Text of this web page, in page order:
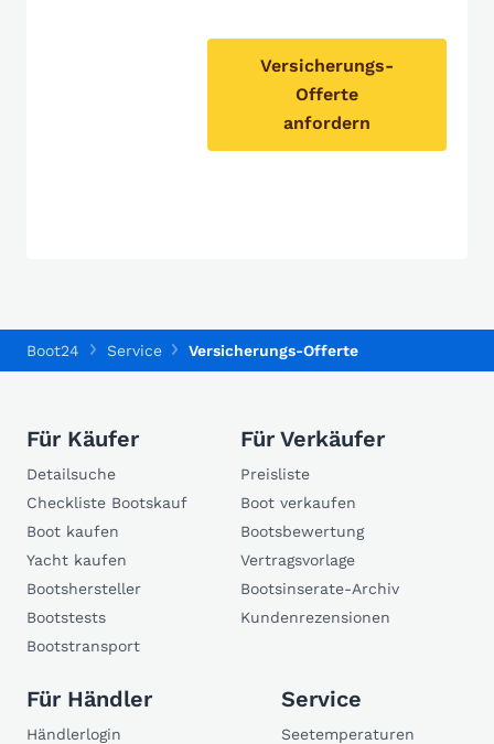
Versicherungs-
Offerte
anfordern
Boot24 Service Versicherungs-Offerte
Für Käufer
Detailsuche
Checkliste Bootskauf
Boot kaufen
Yacht kaufen
Bootshersteller
Bootstests
Bootstransport
Für Verkäufer
Preisliste
Boot verkaufen
Bootsbewertung
Vertragsvorlage
Bootsinserate-Archiv
Kundenrezensionen
Für Händler
Händlerlogin
Service
Seetemperaturen